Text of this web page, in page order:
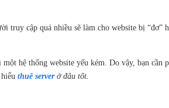
cập quá nhiều sẽ làm cho website bị “đơ”
hệ thống website yếu kém. Do vậy, bạn cần
thuê server ở đâu tốt.